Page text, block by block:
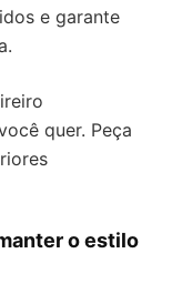
e garante
quer. Peça
o estilo